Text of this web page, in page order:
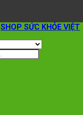
SHOP SỨC KHỎE VIỆT